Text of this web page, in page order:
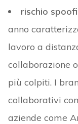
rischio
anno
lavoro a
collaborazione
più colpiti. I
collaborativi
aziende come